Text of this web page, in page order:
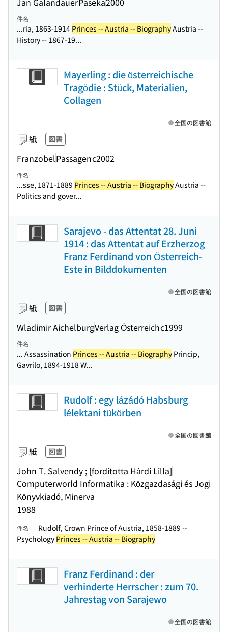
件名
...ria, 1863-1914 Princes -- Austria -- BiographyAustria --
History -- 1867-19...
Mayerling : die österreichische
Tragödie : Stück, Materialien,
Collagen
紙 図書
FranzobelPassagenc2002
全国の図書館
件名
...sse, 1871-1889 Princes -- Austria -- BiographyAustria --
Politics and gover...
Sarajevo - das Attentat 28. Juni
1914 : das Attentat auf Erzherzog
Franz Ferdinand von Österreich-
Este in Bilddokumenten
紙 図書
Wladimir AichelburgVerlag Österreichc1999
全国の図書館
件名
... Assassination Princes -- Austria -- Biography Princip,
Gavrilo, 1894-1918 W...
Rudolf : egy lázádó Habsburg
lélektani tükörben
紙 図書
John T. Salvendy ; [fordította Hárdi Lilla]
Computerworld Informatika : Közgazdasági és Jogi
Könyvkiadó, Minerva
1988
全国の図書館
件名
Rudolf, Crown Prince of Austria, 1858-1889 --
Psychology Princes -- Austria -- Biography
Franz Ferdinand : der
verhinderte Herrscher : zum 70.
Jahrestag von Sarajewo
全国の図書館